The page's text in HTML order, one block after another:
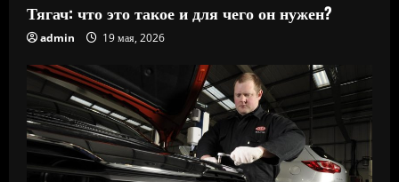
Тягач: что это такое и для чего он нужен?
admin 19 мая, 2026